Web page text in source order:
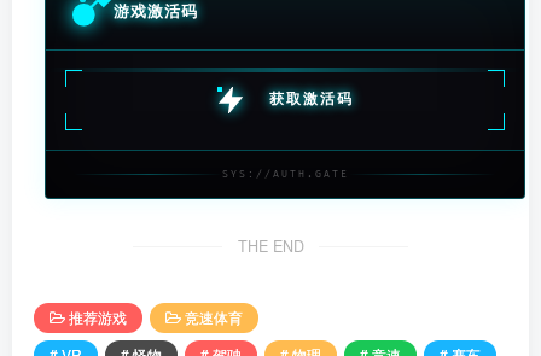
游戏激活码
获取激活码
SYS://AUTH.GATE
THE END
推荐游戏
竞速体育